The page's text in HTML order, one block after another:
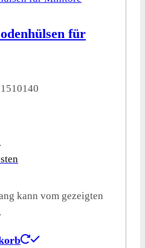
für
1510140
kann vom gezeigten